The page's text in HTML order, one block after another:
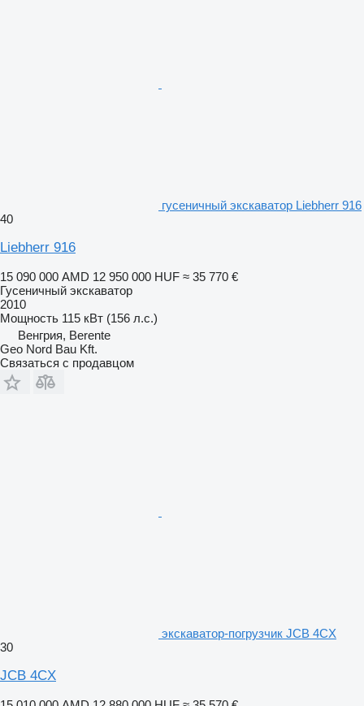
гусеничный экскаватор Liebherr 916
40
Liebherr 916
15 090 000 AMD 12 950 000 HUF ≈ 35 770 €
Гусеничный экскаватор
2010
Мощность 115 кВт (156 л.с.)
Венгрия, Berente
Geo Nord Bau Kft.
Связаться с продавцом
экскаватор-погрузчик JCB 4CX
30
JCB 4CX